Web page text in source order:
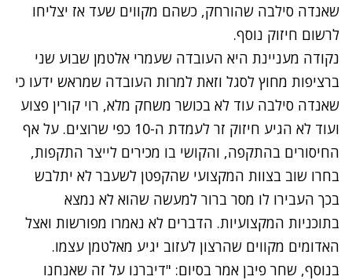
שאנדה סילבה שהורחק, כשהם מקווים שעד אז יצליחו
לרשום חיזוק נוסף.
נקודה מעניינת היא העובדה שעמרי אלטמן שבוע שני
ברציפות מחוץ לסגל וזאת למרות העובדה שמראש ידעו כי
שאנדה סילבה עוד לא בכושר משחק מלא, רוי קורין פצוע
ועוד לא הגיע חיזוק זר לעמדת ה-10 כפי שרוצים. על אף
החיסורים בהתקפה, והקושי בו מכירים לייצר התקפות,
בחרו שוב בצוות המקצועי שהקפטן לשעבר לא יתלבש
בכך העבירו לו מסר ברור למעשה שהוא לא נמצא
בתוכניות המקצועיות. הדברים לא נאמרו מפורשות ואצל
האדומים מקווים שהרצון לעזוב יגיע מאלטמן עצמו.
בנוסף, שחר פיבן אמר בסיום: "דיברנו על זה שאנחנו